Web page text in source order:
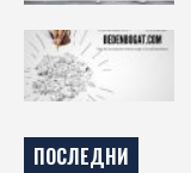
ПОСЛЕДНИ